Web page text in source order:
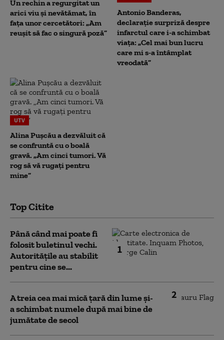
Un rechin a regurgitat un
arici viu și nevătămat, în
fața unor cercetători: „Am
reușit să fac o singură poză”
Antonio Banderas,
declarație surpriză despre
infarctul care i-a schimbat
viața: „Cel mai bun lucru
care mi s-a întâmplat
vreodată”
UTV
Alina Pușcău a dezvăluit că
se confruntă cu o boală
gravă. „Am cinci tumori. Vă
rog să vă rugați pentru
mine”
Top Citite
1
Până când mai poate fi
folosit buletinul vechi.
Autoritățile au stabilit
pentru cine se...
2
A treia cea mai mică țară din lume și-
a schimbat numele după mai bine de
jumătate de secol